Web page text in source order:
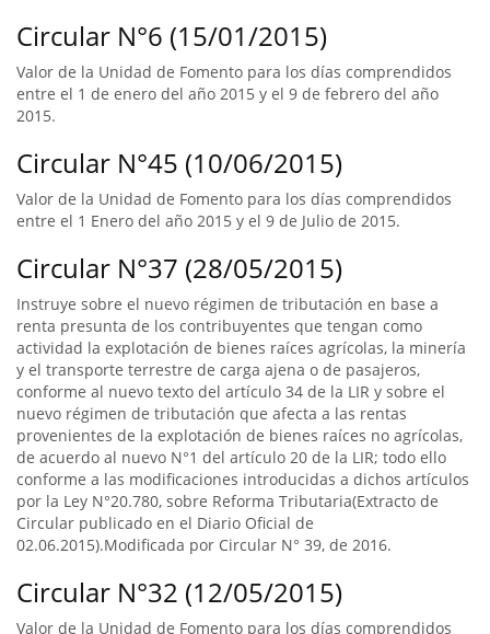
Circular N°6 (15/01/2015)
Valor de la Unidad de Fomento para los días comprendidos
entre el 1 de enero del año 2015 y el 9 de febrero del año
2015.
Circular N°45 (10/06/2015)
Valor de la Unidad de Fomento para los días comprendidos
entre el 1 Enero del año 2015 y el 9 de Julio de 2015.
Circular N°37 (28/05/2015)
Instruye sobre el nuevo régimen de tributación en base a
renta presunta de los contribuyentes que tengan como
actividad la explotación de bienes raíces agrícolas, la minería
y el transporte terrestre de carga ajena o de pasajeros,
conforme al nuevo texto del artículo 34 de la LIR y sobre el
nuevo régimen de tributación que afecta a las rentas
provenientes de la explotación de bienes raíces no agrícolas,
de acuerdo al nuevo N°1 del artículo 20 de la LIR; todo ello
conforme a las modificaciones introducidas a dichos artículos
por la Ley N°20.780, sobre Reforma Tributaria(Extracto de
Circular publicado en el Diario Oficial de
02.06.2015).Modificada por Circular N° 39, de 2016.
Circular N°32 (12/05/2015)
Valor de la Unidad de Fomento para los días comprendidos